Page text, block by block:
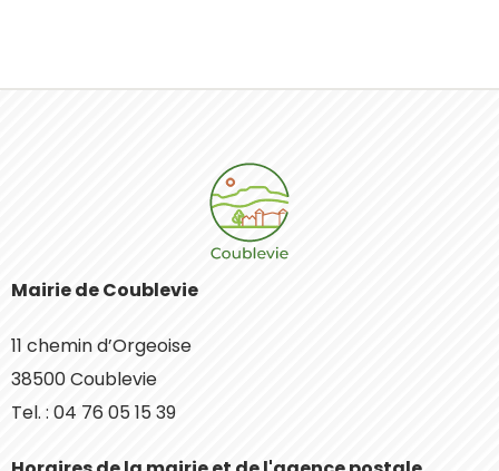
Mairie de Coublevie
11 chemin d’Orgeoise
38500 Coublevie
Tel. : 04 76 05 15 39